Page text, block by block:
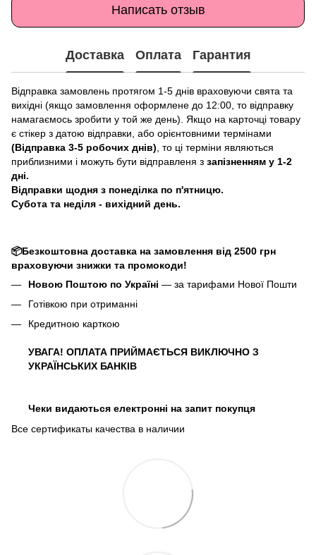
Написать отзыв
Доставка Оплата Гарантия
Відправка замовлень протягом 1-5 днів враховуючи свята та
вихідні (якщо замовлення оформлене до 12:00, то відправку
намагаємось зробити у той же день). Якщо на карточці товару
є стікер з датою відправки, або орієнтовними термінами
(Відправка 3-5 робочих днів) , то ці терміни являються
приблизними і можуть бути відправленя з запізненням у 1-2
дні.
Відправки щодня з понеділка по п'ятницю.
Субота та неділя - вихідний день.
📦Безкоштовна доставка на замовлення від 2500 грн
враховуючи знижки та промокоди!
Новою Поштою по Україні — за тарифами Нової Пошти
Готівкою при отриманні
Кредитною карткою
УВАГА! ОПЛАТА ПРИЙМАЄТЬСЯ ВИКЛЮЧНО З
УКРАЇНСЬКИХ БАНКІВ
Чеки видаються електронні на запит покупця
Все сертификаты качества в наличии